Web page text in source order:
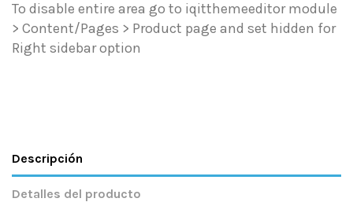
To disable entire area go to iqitthemeeditor module
> Content/Pages > Product page and set hidden for
Right sidebar option
Descripción
Detalles del producto